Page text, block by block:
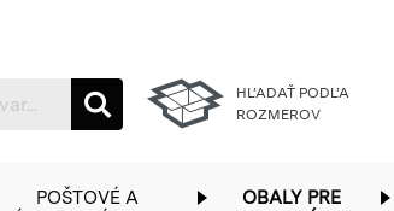
HĽADAŤ PODĽA
ROZMEROV
POŠTOVÉ A
OBALY PRE